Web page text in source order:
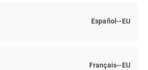
Español--EU
Français--EU